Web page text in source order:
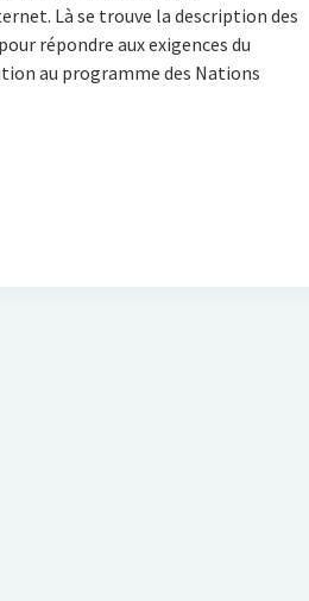
Là se trouve la description des
répondre aux exigences du
au programme des Nations